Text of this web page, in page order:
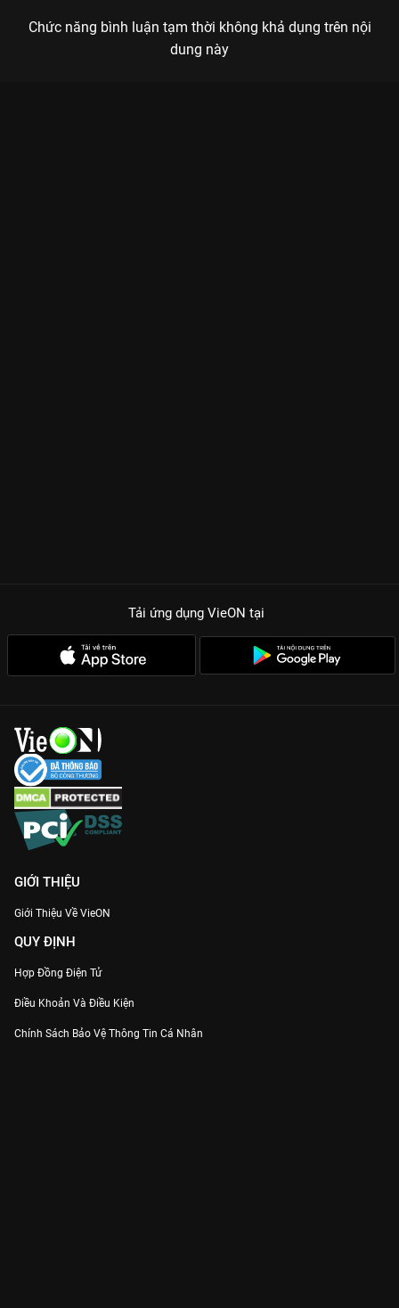
Chức năng bình luận tạm thời không khả dụng trên nội
dung này
Tải ứng dụng VieON tại
GIỚI THIỆU
Giới Thiệu Về VieON
QUY ĐỊNH
Hợp Đồng Điện Tử
Điều Khoản Và Điều Kiện
Chính Sách Bảo Vệ Thông Tin Cá Nhân